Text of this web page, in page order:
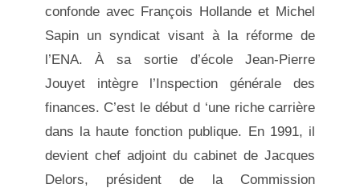
confonde avec François Hollande et Michel
Sapin un syndicat visant à la réforme de
l’ENA. À sa sortie d’école Jean-Pierre
Jouyet intègre l’Inspection générale des
finances. C’est le début d ‘une riche carrière
dans la haute fonction publique. En 1991, il
devient chef adjoint du cabinet de Jacques
Delors, président de la Commission